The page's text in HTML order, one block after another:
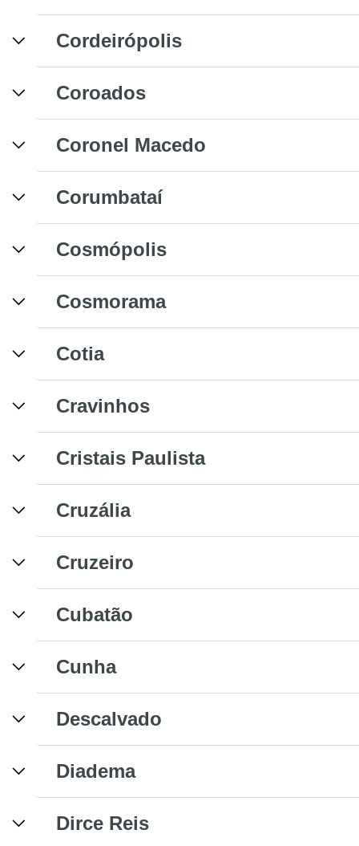
Cordeirópolis
Coroados
Coronel Macedo
Corumbataí
Cosmópolis
Cosmorama
Cotia
Cravinhos
Cristais Paulista
Cruzália
Cruzeiro
Cubatão
Cunha
Descalvado
Diadema
Dirce Reis